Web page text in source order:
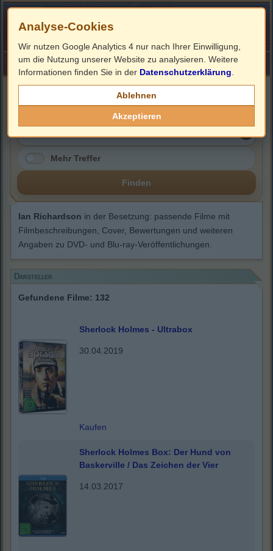
HOME ImpressumLinks
Ian Richardson
Mehr Treffer
Finden
Ian Richardson in der Besetzung: passende Filme mit
Filmbeschreibungen, Cover, Bewertungen und weiteren
Angaben zu DVD- und Blu-ray-Veröffentlichungen.
Darsteller
Gefundene Filme: 132
Sherlock Holmes - Ultrabox
30.04.2019
Kaufen
Sherlock Holmes Box: Der Hund von
Baskerville / Das Zeichen der Vier
14.03.2017
Analyse-Cookies
Wir nutzen Google Analytics 4 nur nach Ihrer Einwilligung,
um die Nutzung unserer Website zu analysieren. Weitere
Informationen finden Sie in der Datenschutzerklärung
Ablehnen
Akzeptieren